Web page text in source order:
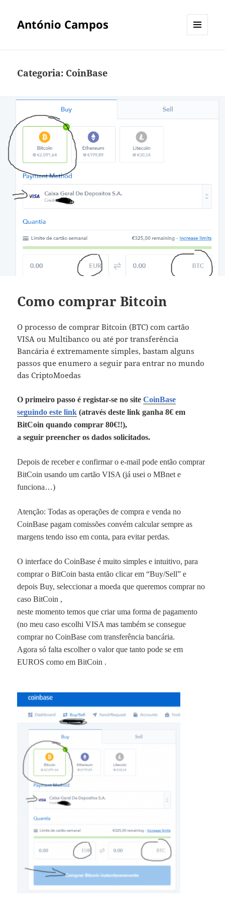
António Campos
Categoria: CoinBase
Como comprar Bitcoin
O processo de comprar Bitcoin (BTC) com cartão
VISA ou Multibanco ou até por transferência
Bancária é extremamente simples, bastam alguns
passos que enumero a seguir para entrar no mundo
das CriptoMoedas
O primeiro passo é registar-se no siteCoinBase
seguindo este link (através deste link ganha 8€ em
BitCoin quando comprar 80€!!),
a seguir preencher os dados solicitados.
Depois de receber e confirmar o e-mail pode então comprar
BitCoin usando um cartão VISA (já usei o MBnet e
funciona…)
Atenção: Todas as operações de compra e venda no
CoinBase pagam comissões convém calcular sempre as
margens tendo isso em conta, para evitar perdas.
O interface do CoinBase é muito simples e intuitivo, para
comprar oBitCoinbasta então clicar em “Buy/Sell” e
depois Buy, seleccionar a moeda que queremos comprar no
casoBitCoin ,
neste momento temos que criar uma forma de pagamento
(no meu caso escolhi VISA mas também se consegue
comprar no CoinBase com transferência bancária.
Agora só falta escolher o valor que tanto pode se em
EUROS como emBitCoin .